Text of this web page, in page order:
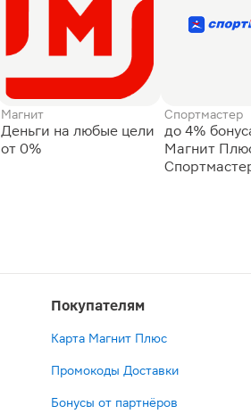
Магнит
Деньги на любые цели
от 0%
Спортмастер
до 4%
Магнит
Покупателям
Карта Магнит Плюс
Промокоды Доставки
Бонусы от партнёров